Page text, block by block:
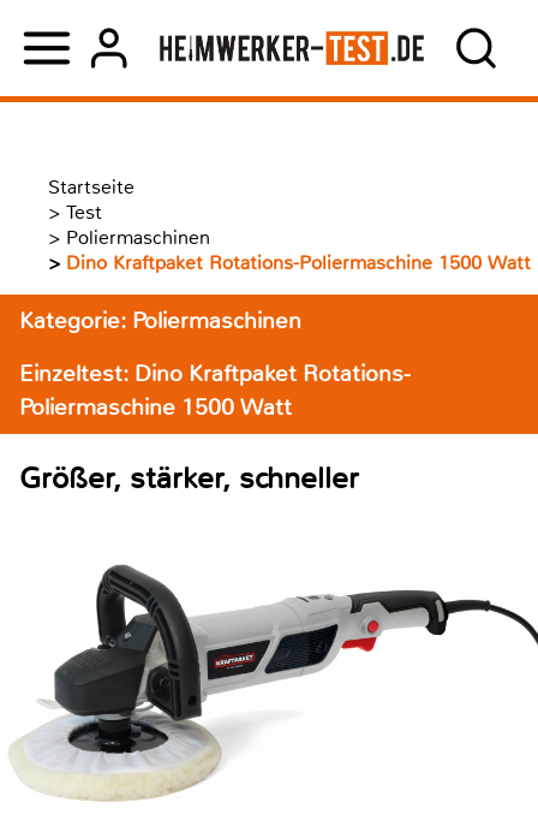
Startseite
> Test
> Poliermaschinen
> Dino Kraftpaket Rotations-Poliermaschine 1500 Watt
Kategorie: Poliermaschinen
Einzeltest: Dino Kraftpaket Rotations-
Poliermaschine 1500 Watt
Größer, stärker, schneller